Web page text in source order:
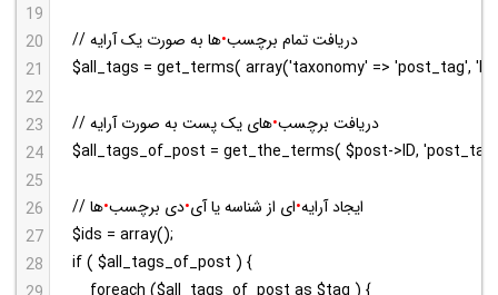
19
20
// دریافت تمام برچسب•ها به صورت یک آرایه
21
$all_tags = get_terms( array('taxonomy' => 'post_tag',
22
23
// دریافت برچسب•های یک پست به صورت آرایه
24
$all_tags_of_post = get_the_terms( $post->ID,
25
26
// ایجاد آرایه•ای از شناسه یا آی•دی برچسب•ها
27
$ids = array();
28
if ( $all_tags_of_post ) {
foreach ($all_tags_of_post as $tag ) {